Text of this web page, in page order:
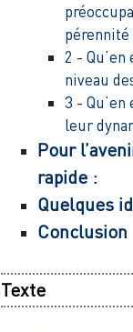
pérennité
2 -
niveau
3 -
leur
Pour
rapide :
Quelques
Conclusion
Texte